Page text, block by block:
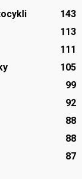
143
113
111
105
99
92
88
88
87